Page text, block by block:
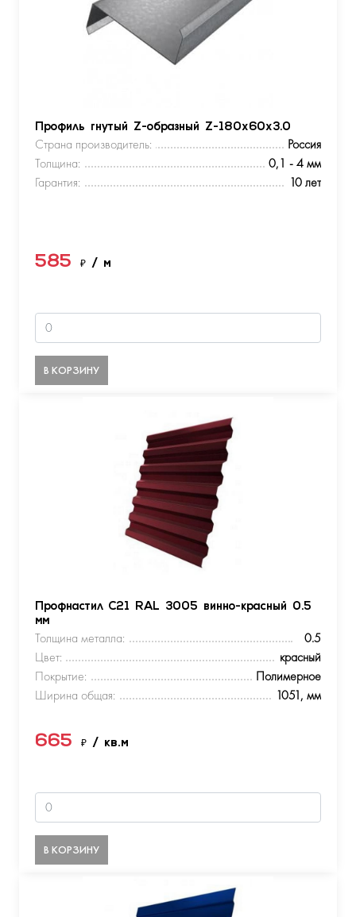
Профиль гнутый Z-образный Z-180х60х3.0
Страна производитель:
Россия
Толщина:
0,1 - 4 мм
Гарантия:
10 лет
585 ₽ / м
В КОРЗИНУ
Профнастил С21 RAL 3005 винно-красный 0.5
мм
Толщина металла:
0.5
Цвет:
красный
Покрытие:
Полимерное
Ширина общая:
1051, мм
665 ₽ / кв.м
В КОРЗИНУ